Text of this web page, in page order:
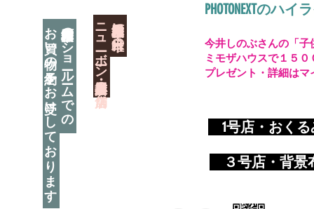
神奈川県相模原市に日本唯一の
​ニューボーン撮影用小道具店・３店舗
PHOTONEXTのハ
神奈川県相模原市のショールームでの
お買い物の予約をお受けしております 1号店・おく
​ ３号店・背
今井しのぶさんの「
ミモザハウスで１５
プレゼント・詳細は